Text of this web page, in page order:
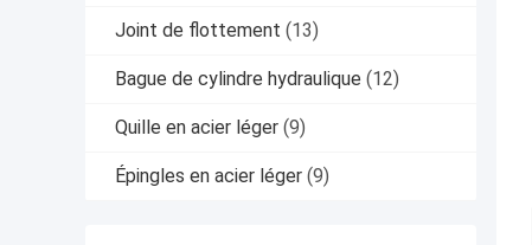
Joint de flottement (13)
Bague de cylindre hydraulique (12)
Quille en acier léger (9)
Épingles en acier léger (9)